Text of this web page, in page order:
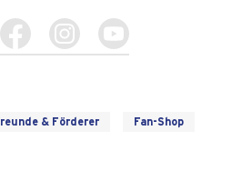
& Förderer Fan-Shop